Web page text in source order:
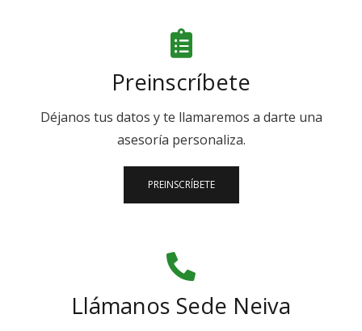
Preinscríbete
Déjanos tus datos y te llamaremos a darte una
asesoría personaliza.
PREINSCRÍBETE
Llámanos Sede Neiva